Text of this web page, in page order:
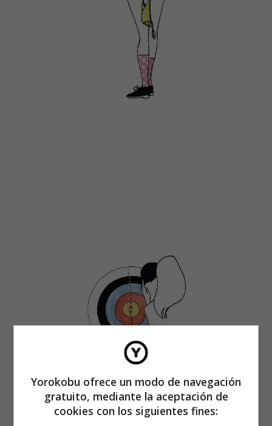
Yorokobu ofrece un modo de navegación
gratuito, mediante la aceptación de
cookies con los siguientes fines: